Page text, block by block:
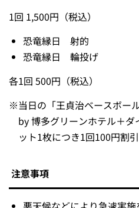
1回 1,500円（税込）
恐竜縁日 射的
恐竜縁日 輪投げ
各1回 500円（税込）
※当日の「王貞治ベースボー
by 博多グリーンホテル＋
ット1枚につき1回100円割
注意事項